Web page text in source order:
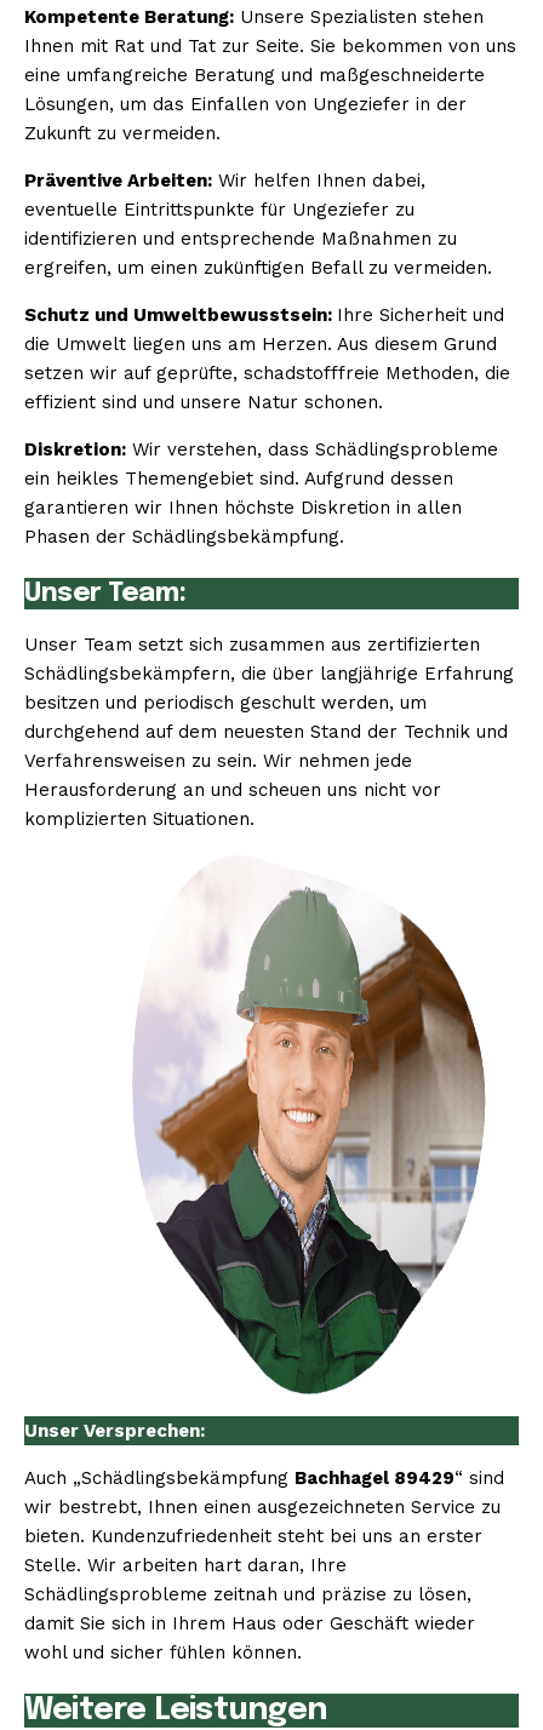
Kompetente Beratung: Unsere Spezialisten stehen
Ihnen mit Rat und Tat zur Seite. Sie bekommen von uns
eine umfangreiche Beratung und maßgeschneiderte
Lösungen, um das Einfallen von Ungeziefer in der
Zukunft zu vermeiden.
Präventive Arbeiten: Wir helfen Ihnen dabei,
eventuelle Eintrittspunkte für Ungeziefer zu
identifizieren und entsprechende Maßnahmen zu
ergreifen, um einen zukünftigen Befall zu vermeiden.
Schutz und Umweltbewusstsein: Ihre Sicherheit und
die Umwelt liegen uns am Herzen. Aus diesem Grund
setzen wir auf geprüfte, schadstofffreie Methoden, die
effizient sind und unsere Natur schonen.
Diskretion: Wir verstehen, dass Schädlingsprobleme
ein heikles Themengebiet sind. Aufgrund dessen
garantieren wir Ihnen höchste Diskretion in allen
Phasen der Schädlingsbekämpfung.
Unser Team:
Unser Team setzt sich zusammen aus zertifizierten
Schädlingsbekämpfern, die über langjährige Erfahrung
besitzen und periodisch geschult werden, um
durchgehend auf dem neuesten Stand der Technik und
Verfahrensweisen zu sein. Wir nehmen jede
Herausforderung an und scheuen uns nicht vor
komplizierten Situationen.
Unser Versprechen:
Auch „Schädlingsbekämpfung Bachhagel 89429“ sind
wir bestrebt, Ihnen einen ausgezeichneten Service zu
bieten. Kundenzufriedenheit steht bei uns an erster
Stelle. Wir arbeiten hart daran, Ihre
Schädlingsprobleme zeitnah und präzise zu lösen,
damit Sie sich in Ihrem Haus oder Geschäft wieder
wohl und sicher fühlen können.
Weitere Leistungen